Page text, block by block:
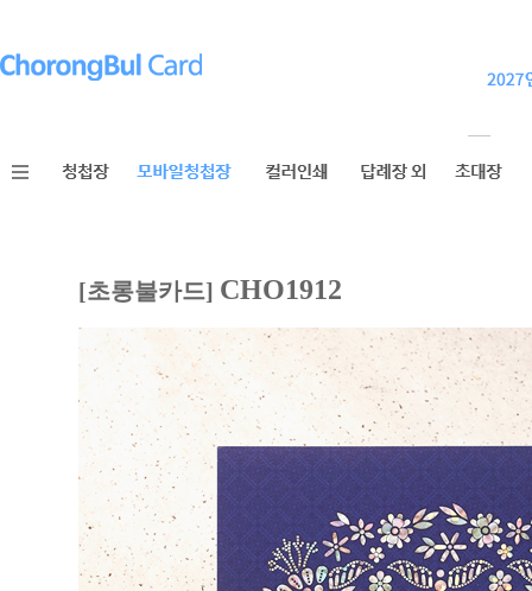
[초롱불카드] CHO1912